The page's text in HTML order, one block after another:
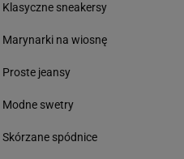
Klasyczne sneakersy
Marynarki na wiosnę
Proste jeansy
Modne swetry
Skórzane spódnice